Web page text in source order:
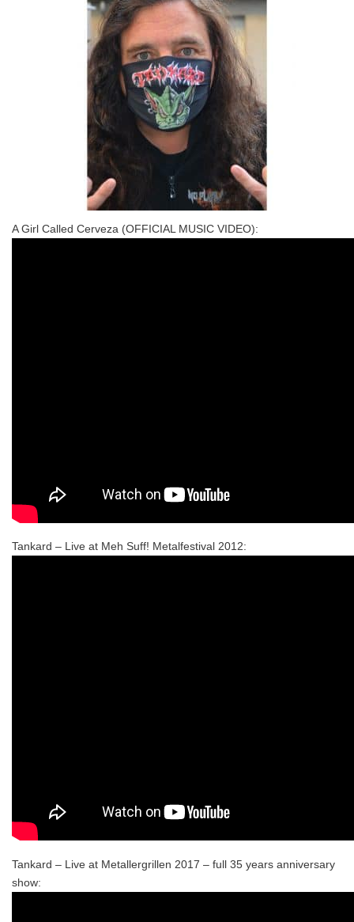
A Girl Called Cerveza (OFFICIAL MUSIC VIDEO):
Tankard – Live at Meh Suff! Metalfestival 2012:
Tankard – Live at Metallergrillen 2017 – full 35 years anniversary
show: